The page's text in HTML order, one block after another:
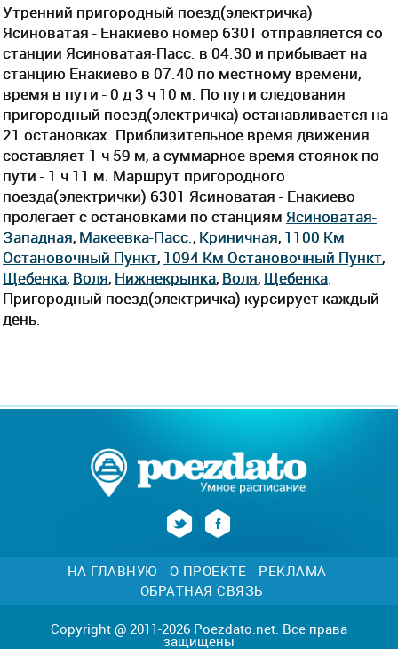
Утренний пригородный поезд(электричка)
Ясиноватая - Енакиево номер 6301 отправляется со
станции Ясиноватая-Пасс. в 04.30 и прибывает на
станцию Енакиево в 07.40 по местному времени,
время в пути - 0 д 3 ч 10 м. По пути следования
пригородный поезд(электричка) останавливается на
21 остановках. Приблизительное время движения
составляет 1 ч 59 м, а суммарное время стоянок по
пути - 1 ч 11 м. Маршрут пригородного
поезда(электрички) 6301 Ясиноватая - Енакиево
пролегает c остановками по станциям Ясиноватая-
Западная, Макеевка-Пасс. , Криничная, 1100 Км
Остановочный Пункт, 1094 Км Остановочный Пункт,
Щебенка, Воля, Нижнекрынка, Воля, Щебенка
Пригородный поезд(электричка) курсирует каждый
день.
НА ГЛАВНУЮ О ПРОЕКТЕ
РЕКЛАМА
ОБРАТНАЯ СВЯЗЬ
Copyright @ 2011-2026 Poezdato.net. Все права
защищены